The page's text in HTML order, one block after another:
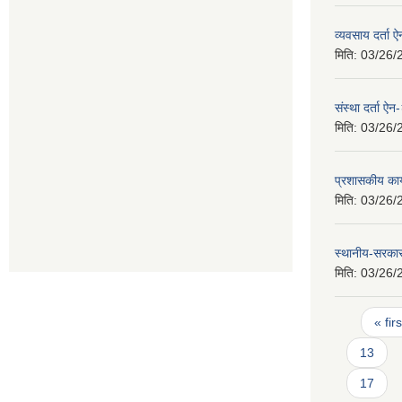
व्यवसाय दर्ता
मिति: 03/26/
संस्था दर्ता
मिति: 03/26/
प्रशासकीय
मिति: 03/26/
स्थानीय-
मिति: 03/26/
Pages
«
13
17